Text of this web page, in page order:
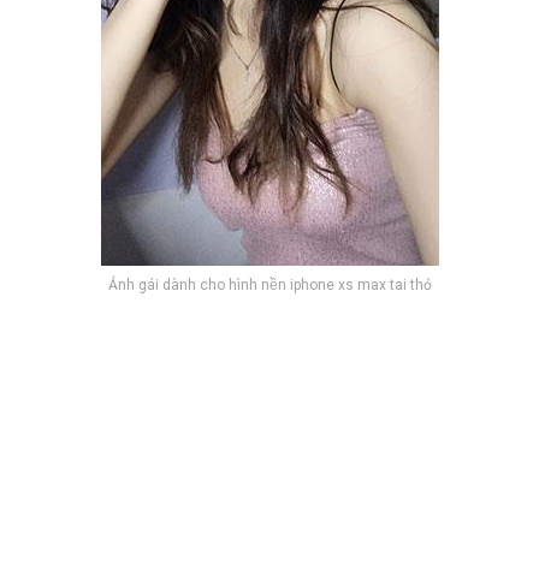
Ảnh gái dành cho hình nền iphone xs max tai thỏ